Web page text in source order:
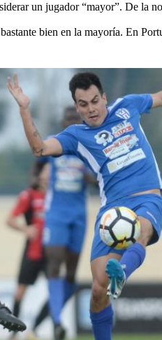
un jugador “mayor”. De la
bien en la mayoría. En